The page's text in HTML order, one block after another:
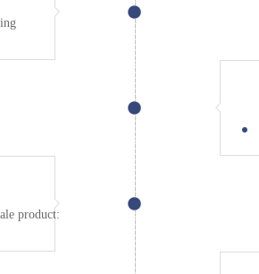
product: